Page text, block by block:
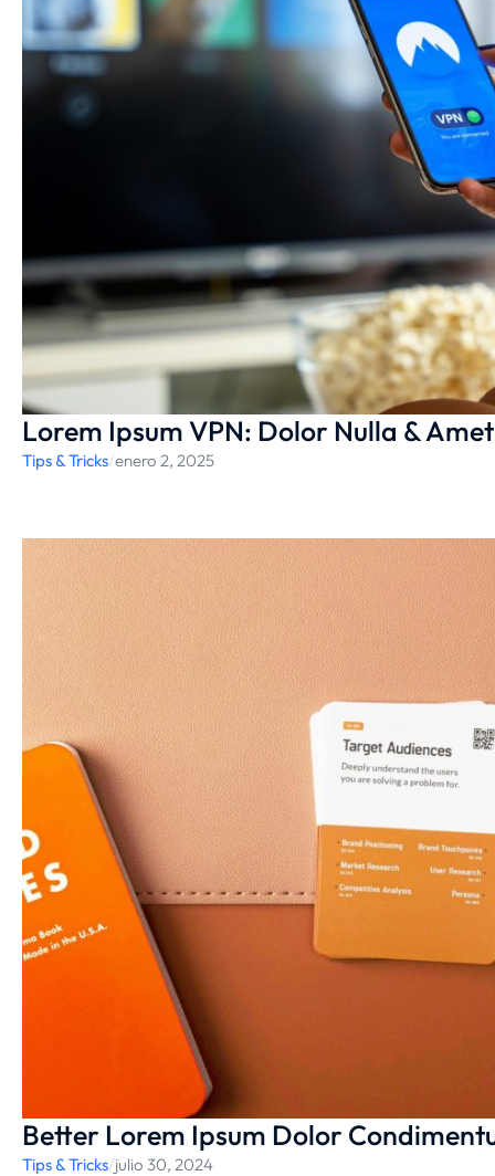
Lorem Ipsum VPN: Dolor Nulla &
Tips & Tricks/enero 2, 2025
Better Lorem Ipsum Dolor
Tips & Tricks/julio 30, 2024